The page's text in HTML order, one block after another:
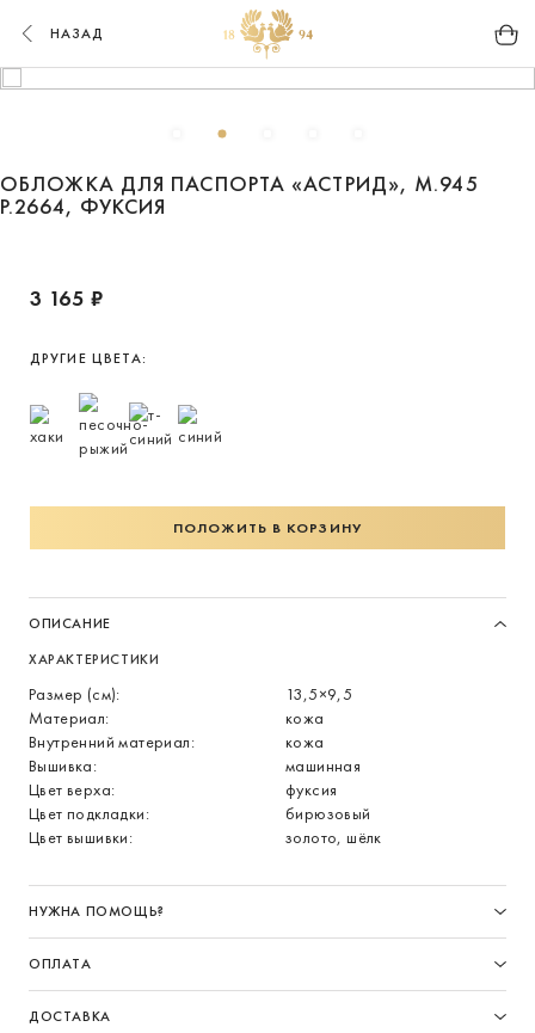
НАЗАД
ОБЛОЖКА ДЛЯ ПАСПОРТА «АСТРИД», М.945
Р.2664, ФУКСИЯ
3 165 ₽
ДРУГИЕ ЦВЕТА:
ПОЛОЖИТЬ В КОРЗИНУ
ОПИСАНИЕ
ХАРАКТЕРИСТИКИ
Размер (см):
13,5×9,5
Материал:
кожа
Внутренний материал:
кожа
Вышивка:
машинная
Цвет верха:
фуксия
Цвет подкладки:
бирюзовый
Цвет вышивки:
золото, шёлк
НУЖНА ПОМОЩЬ?
ОПЛАТА
ДОСТАВКА